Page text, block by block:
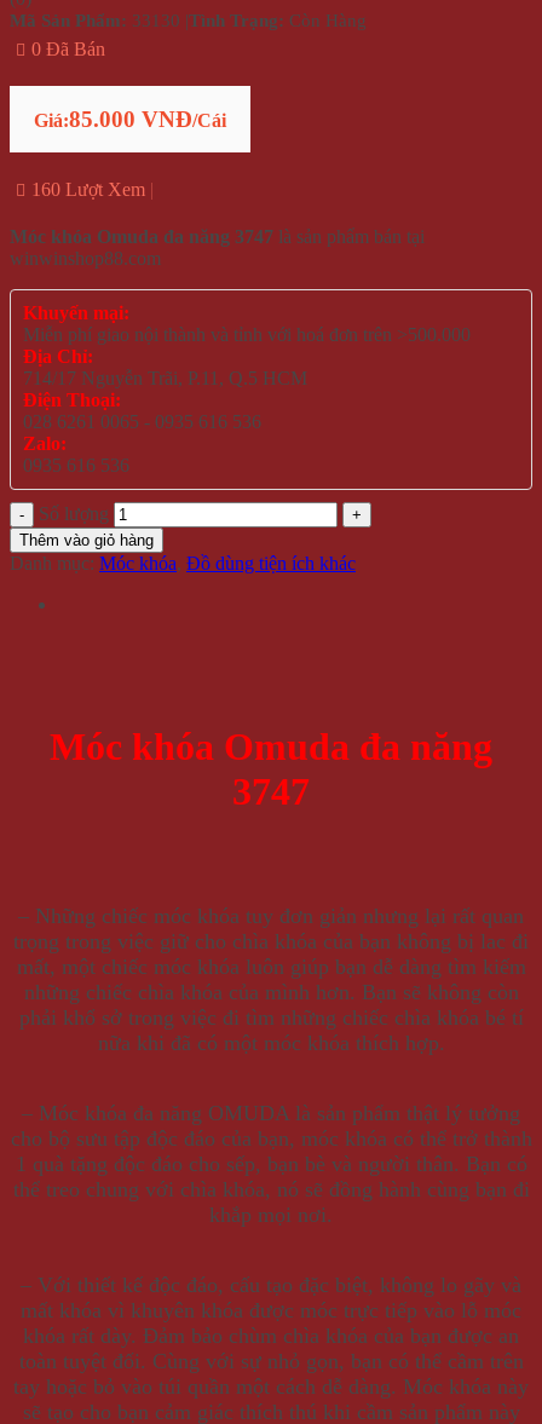
Mã Sản Phẩm: 33130 |Tình Trạng: Còn Hàng
0 Đã Bán
Giá:85.000 VNĐ/Cái
160 Lượt Xem
Móc khóa Omuda đa năng 3747 là sản phẩm bán tại
winwinshop88.com
Khuyến mại:
Miễn phí giao nội thành và tỉnh với hoá đơn trên >500.000
Địa Chỉ:
714/17 Nguyễn Trãi, P.11, Q.5 HCM
Điện Thoại:
028 6261 0065 - 0935 616 536
Zalo:
0935 616 536
Số lượng
Thêm vào giỏ hàng
Danh mục: Móc khóa, Đồ dùng tiện ích khác
Móc khóa Omuda đa năng
3747
– Những chiếc móc khóa tuy đơn giản nhưng lại rất quan
trọng trong việc giữ cho chìa khóa của bạn không bị lac đi
mất, một chiếc móc khóa luôn giúp bạn dễ dàng tìm kiếm
những chiếc chìa khóa của mình hơn. Bạn sẽ không còn
phải khổ sở trong việc đi tìm những chiếc chìa khóa bé tí
nữa khi đã có một móc khóa thích hợp.
– Móc khóa đa năng OMUDA là sản phẩm thật lý tưởng
cho bộ sưu tập độc đáo của bạn, móc khóa có thể trở thành
1 quà tặng độc đáo cho sếp, bạn bè và người thân. Bạn có
thể treo chung với chìa khóa, nó sẽ đồng hành cùng bạn đi
khắp mọi nơi.
– Với thiết kế độc đáo, cấu tạo đặc biệt, không lo gãy và
mất khóa vì khuyên khóa được móc trực tiếp vào lỗ móc
khóa rất dày. Đảm bảo chùm chìa khóa của bạn được an
toàn tuyệt đối. Cùng với sự nhỏ gọn, bạn có thể cầm trên
tay hoặc bỏ vào túi quần một cách dễ dàng. Móc khóa này
sẽ tạo cho bạn cảm giác thích thú khi cầm sản phẩm này